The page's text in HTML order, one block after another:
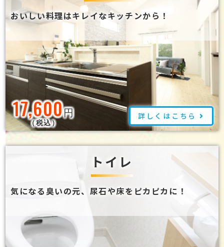
おいしい料理はキレイなキッチンから！
17,600円
（税込）
詳しくはこちら
トイレ
気になる臭いの元、尿石や床をピカピカに！